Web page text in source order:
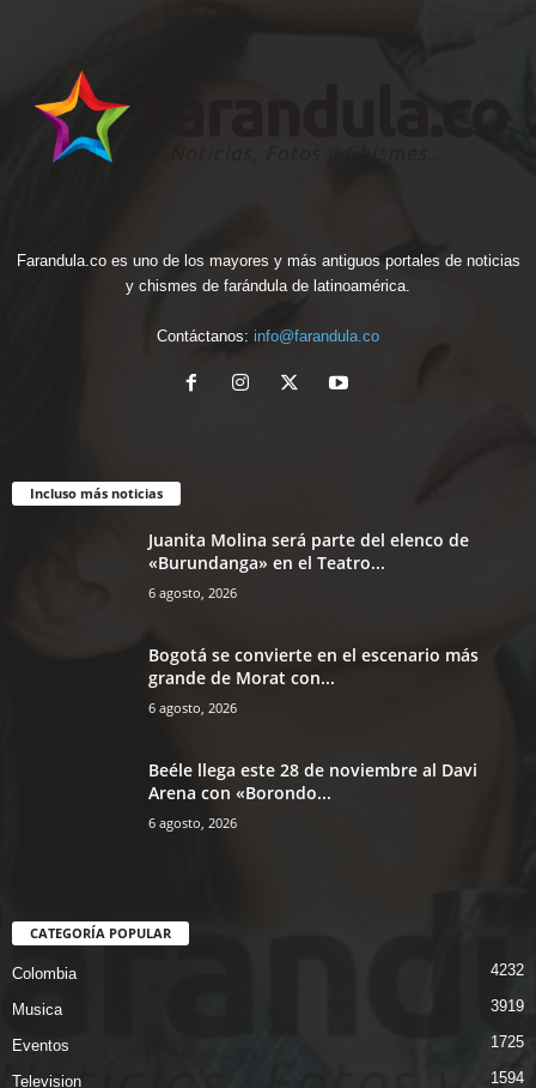
Farandula.co es uno de los mayores y más antiguos portales de noticias
y chismes de farándula de latinoamérica.
Contáctanos: info@farandula.co
Incluso más noticias
Juanita Molina será parte del elenco de
«Burundanga» en el Teatro...
6 agosto, 2026
Bogotá se convierte en el escenario más
grande de Morat con...
6 agosto, 2026
Beéle llega este 28 de noviembre al Davi
Arena con «Borondo...
6 agosto, 2026
CATEGORÍA POPULAR
Colombia 4232
Musica 3919
Eventos 1725
Television 1594